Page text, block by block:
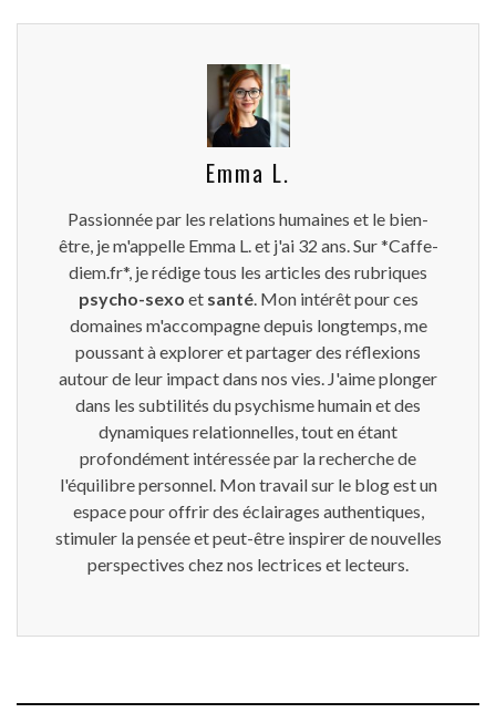
Emma L.
Passionnée par les relations humaines et le bien-
être, je m'appelle Emma L. et j'ai 32 ans. Sur *Caffe-
diem.fr*, je rédige tous les articles des rubriques
psycho-sexo et santé. Mon intérêt pour ces
domaines m'accompagne depuis longtemps, me
poussant à explorer et partager des réflexions
autour de leur impact dans nos vies. J'aime plonger
dans les subtilités du psychisme humain et des
dynamiques relationnelles, tout en étant
profondément intéressée par la recherche de
l'équilibre personnel. Mon travail sur le blog est un
espace pour offrir des éclairages authentiques,
stimuler la pensée et peut-être inspirer de nouvelles
perspectives chez nos lectrices et lecteurs.